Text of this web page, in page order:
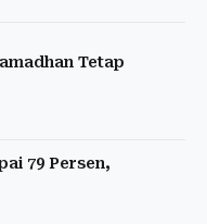
Tetap
79 Persen,